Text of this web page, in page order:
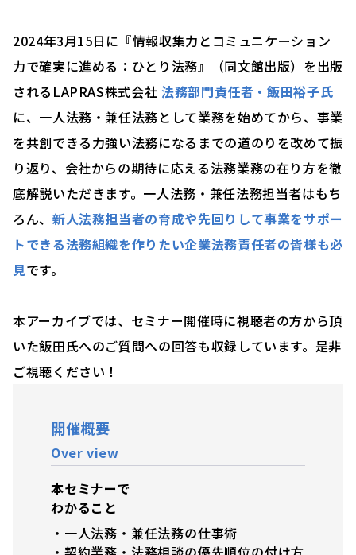
2024年3月15日に 『情報収集力とコミュニケーション
力で確実に進める：ひとり法務』（同文館出版）を出版
されるLAPRAS株式会社 法務部門責任者・飯田裕子氏
に、一人法務・兼任法務として業務を始めてから、事業
を共創できる力強い法務になるまでの道のりを改めて振
り返り、会社からの期待に応える法務業務の在り方を徹
底解説いただきます。一人法務・兼任法務担当者はもち
ろん、 新人法務担当者の育成や先回りして事業をサポー
トできる法務組織を作りたい企業法務責任者の皆様も必
見です。
本アーカイブでは、セミナー開催時に視聴者の方から頂
いた飯田氏へのご質問への回答も収録しています。是非
ご視聴ください！
開催概要
Over view
本セミナーで
わかること
・一人法務・兼任法務の仕事術